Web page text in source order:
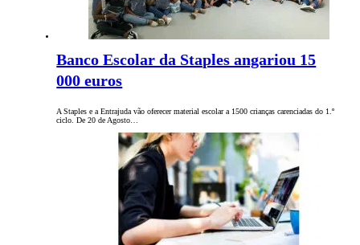
Banco Escolar da Staples angariou 15
000 euros
A Staples e a Entrajuda vão oferecer material escolar a 1500 crianças carenciadas do 1.º
ciclo. De 20 de Agosto…